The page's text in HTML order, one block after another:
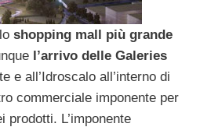
shopping mall più grande
l’arrivo delle Galeries
e all’Idroscalo all’interno di
commerciale imponente per
prodotti. L’imponente